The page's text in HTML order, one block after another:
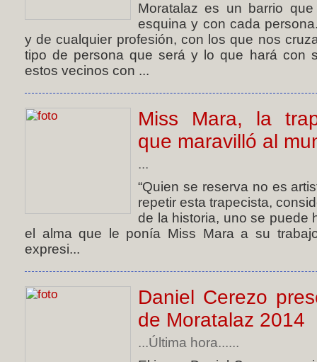
Moratalaz es un barrio
esquina y con cada
y de cualquier profesión, con los que nos
tipo de persona que será y lo que hará con
estos vecinos con ...
Miss Mara, la
que maravilló al
...
“Quien se reserva no es
repetir esta trapecista,
de la historia, uno se puede
el alma que le ponía Miss Mara a su
expresi...
Daniel Cerezo
de Moratalaz 2014
...Última hora......